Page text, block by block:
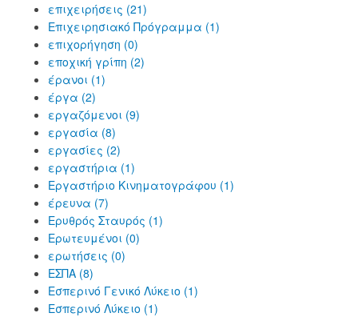
επιχειρήσεις (21)
Επιχειρησιακό Πρόγραμμα (1)
επιχορήγηση (0)
εποχική γρίπη (2)
έρανοι (1)
έργα (2)
εργαζόμενοι (9)
εργασία (8)
εργασίες (2)
εργαστήρια (1)
Εργαστήριο Κινηματογράφου (1)
έρευνα (7)
Ερυθρός Σταυρός (1)
Ερωτευμένοι (0)
ερωτήσεις (0)
ΕΣΠΑ (8)
Εσπερινό Γενικό Λύκειο (1)
Εσπερινό Λύκειο (1)